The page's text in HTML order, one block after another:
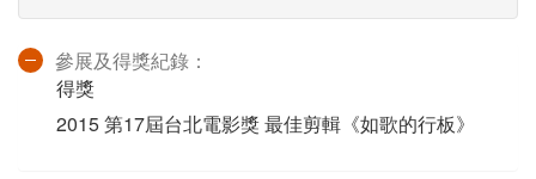
參展及得獎紀錄：
得獎
2015 第17屆台北電影獎 最佳剪輯《如歌的行板》